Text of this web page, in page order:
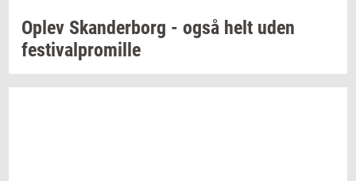
Oplev Skan­der­borg - også helt uden
festi­val­pro­mil­le